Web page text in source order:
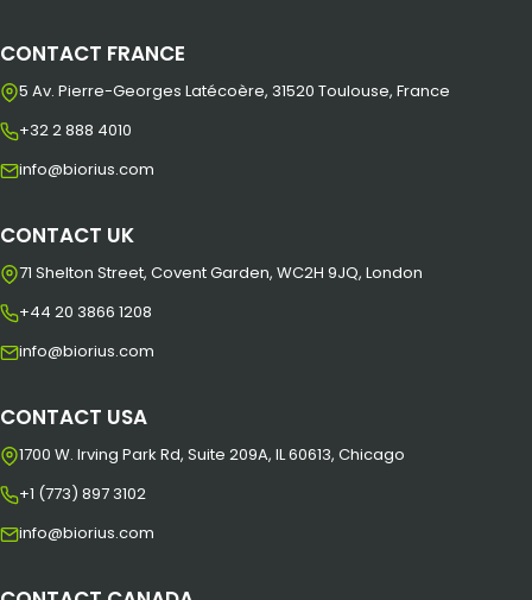
CONTACT FRANCE
5 Av. Pierre-Georges Latécoère, 31520 Toulouse, France
+32 2 888 4010
info@biorius.com
CONTACT UK
71 Shelton Street, Covent Garden, WC2H 9JQ, London
+44 20 3866 1208
info@biorius.com
CONTACT USA
1700 W. Irving Park Rd, Suite 209A, IL 60613, Chicago
+1 (773) 897 3102
info@biorius.com